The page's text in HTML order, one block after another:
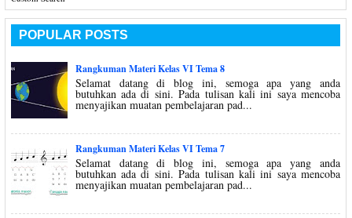
POPULAR POSTS
Rangkuman Materi Kelas VI Tema 8
Selamat datang di blog ini, semoga apa yang anda
butuhkan ada di sini. Pada tulisan kali ini saya mencoba
menyajikan muatan pembelajaran pad...
Rangkuman Materi Kelas VI Tema 7
Selamat datang di blog ini, semoga apa yang anda
butuhkan ada di sini. Pada tulisan kali ini saya mencoba
menyajikan muatan pembelajaran pad...